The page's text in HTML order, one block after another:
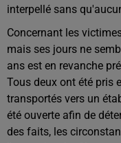
interpellé sans
Concernant les
mais ses jours ne
ans est en revanche
Tous deux ont été pris
transportés vers un
été ouverte afin de
des faits, les